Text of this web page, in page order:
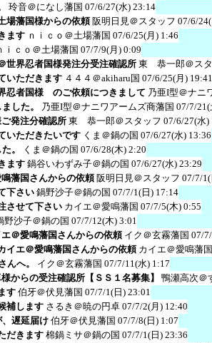
玲音＠になし藩国 07/6/27(水) 23:14
場藩国様からの依頼 阪明日見＠スタッフ 07/6/
ます ｎｉｃｏ＠土場藩国 07/6/25(月) 1:46
ｉｃｏ＠土場藩国 07/7/9(月) 0:09
界忍者国様発注分受注確認所 東 恭一郎＠ス
いただきます ４４４＠akiharu国 07/6/25(月) 19:41
忍者国様 のご依頼につきまして 乃亜I型＠ナニ
した。
乃亜I型＠ナニワアームズ商藩国 07/7/21(
発注分確認所 東 恭一郎＠スタッフ 07/6/27(水)
いただきたいです くま＠鍋の国 07/6/27(水) 13:36
。
くま＠鍋の国 07/6/28(木) 2:20
ます 鍋谷いわずみ子＠鍋の国 07/6/27(水) 23:29
藩国さんからの依頼 阪明日見＠スタッフ 07/7/
下さい 鍋野沙子＠鍋の国 07/7/1(日) 17:14
させて下さい カイエ＠愛鳴藩国 07/7/5(木) 0:55
野沙子＠鍋の国 07/7/12(木) 3:01
エ＠愛鳴藩国さんからの依頼 イク＠玄霧藩国 07/
イエ＠愛鳴藩国さんからの依頼 カイエ＠愛鳴藩国
んへ。
イク＠玄霧藩国 07/7/11(水) 1:17
からの受注確認所【ＳＳ１名募集】
鴨瀬高次＠
す 伯牙＠伏見藩国 07/7/1(日) 23:01
補します さるき＠暁の円卓 07/7/2(月) 12:40
遅延届け 伯牙＠伏見藩国 07/7/8(日) 1:07
だきます 棉鍋ミサ＠鍋の国 07/7/1(日) 23:36